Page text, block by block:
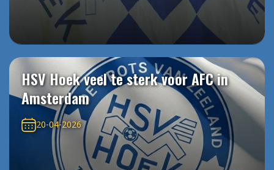
HSV Hoek veel te sterk voor AFC in
Amsterdam
20-04-2026